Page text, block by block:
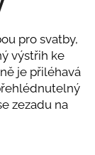
pro svatby,
výstřih ke
je přiléhavá
zezadu na